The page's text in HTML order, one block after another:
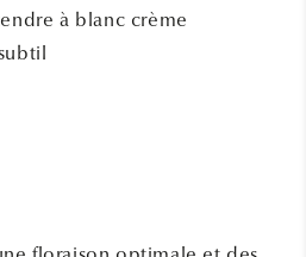
à blanc crème